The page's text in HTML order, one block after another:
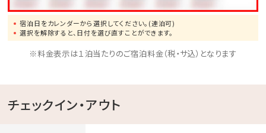
宿泊日をカレンダーから選択してください。(連泊可)
選択を解除すると、日付を選び直すことができます。
※料金表示は１泊当たりのご宿泊料金（税・サ込）となります
チェックイン・アウト